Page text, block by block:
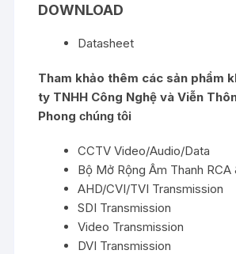
DOWNLOAD
Datasheet
Tham khảo thêm các sản phẩm
ty TNHH Công Nghệ và Viễn
Phong chúng tôi
CCTV Video/Audio/Data
Bộ Mở Rộng Âm Thanh RCA
AHD/CVI/TVI Transmission
SDI Transmission
Video Transmission
DVI Transmission